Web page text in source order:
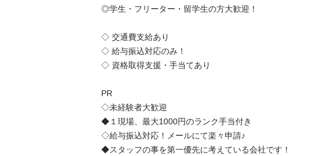
◎学生・フリーター・留学生の方大歓迎！
◇ 交通費支給あり
◇ 給与振込対応のみ！
◇ 資格取得支援・手当てあり
PR
◇未経験者大歓迎
◆１現場、最大1000円のランク手当付き
◇給与振込対応！メールにて楽々申請♪
◆スタッフの事を第一優先に考えている会社です！